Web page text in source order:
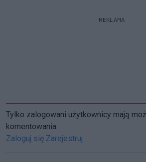
REKLAMA
Tylko zalogowani użytkownicy mają
komentowania
Zaloguj się Zarejestruj